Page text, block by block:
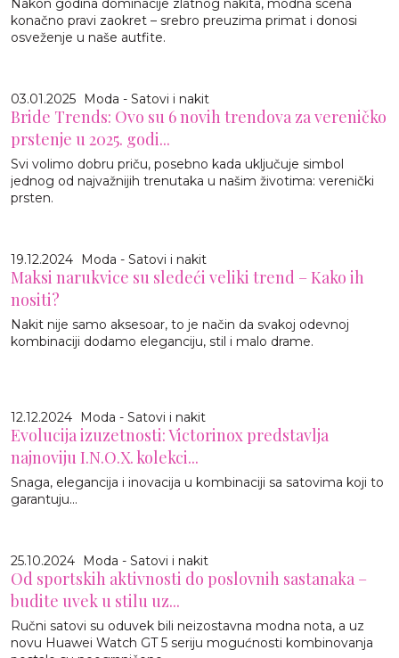
Nakon godina dominacije zlatnog nakita, modna scena
konačno pravi zaokret – srebro preuzima primat i donosi
osveženje u naše autfite.
03.01.2025 Moda - Satovi i nakit
Bride Trends: Ovo su 6 novih trendova za vereničko
prstenje u 2025. godi...
Svi volimo dobru priču, posebno kada uključuje simbol
jednog od najvažnijih trenutaka u našim životima: verenički
prsten.
19.12.2024 Moda - Satovi i nakit
Maksi narukvice su sledeći veliki trend – Kako ih
nositi?
Nakit nije samo aksesoar, to je način da svakoj odevnoj
kombinaciji dodamo eleganciju, stil i malo drame.
12.12.2024 Moda - Satovi i nakit
Evolucija izuzetnosti: Victorinox predstavlja
najnoviju I.N.O.X. kolekci...
Snaga, elegancija i inovacija u kombinaciji sa satovima koji to
garantuju...
25.10.2024 Moda - Satovi i nakit
Od sportskih aktivnosti do poslovnih sastanaka –
budite uvek u stilu uz...
Ručni satovi su oduvek bili neizostavna modna nota, a uz
novu Huawei Watch GT 5 seriju mogućnosti kombinovanja